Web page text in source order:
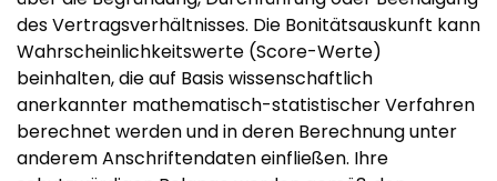
des Vertragsverhältnisses. Die Bonitätsauskunft kann
Wahrscheinlichkeitswerte (Score-Werte)
beinhalten, die auf Basis wissenschaftlich
anerkannter mathematisch-statistischer Verfahren
berechnet werden und in deren Berechnung unter
anderem Anschriftendaten einfließen. Ihre